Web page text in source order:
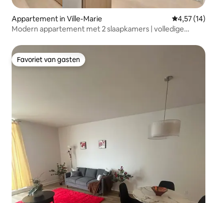
Appartement in Ville-Marie Gemiddelde
4,57 (14)
Modern appartement met 2 slaapkamers | volledige
Favoriet van gasten
Favoriet van gasten